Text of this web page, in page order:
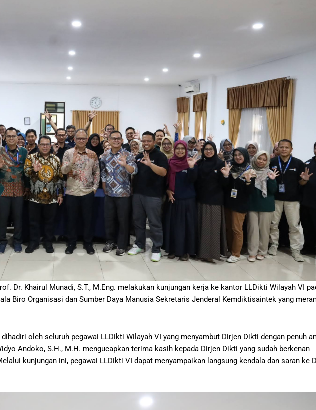
Dr. Khairul Munadi, S.T., M.Eng. melakukan kunjungan kerja ke kantor LLDikti Wilayah VI
Biro Organisasi dan Sumber Daya Manusia Sekretaris Jenderal Kemdiktisaintek yang
oleh seluruh pegawai LLDikti Wilayah VI yang menyambut Dirjen Dikti dengan penuh
Andoko, S.H., M.H. mengucapkan terima kasih kepada Dirjen Dikti yang sudah berkenan
kunjungan ini, pegawai LLDikti VI dapat menyampaikan langsung kendala dan saran ke